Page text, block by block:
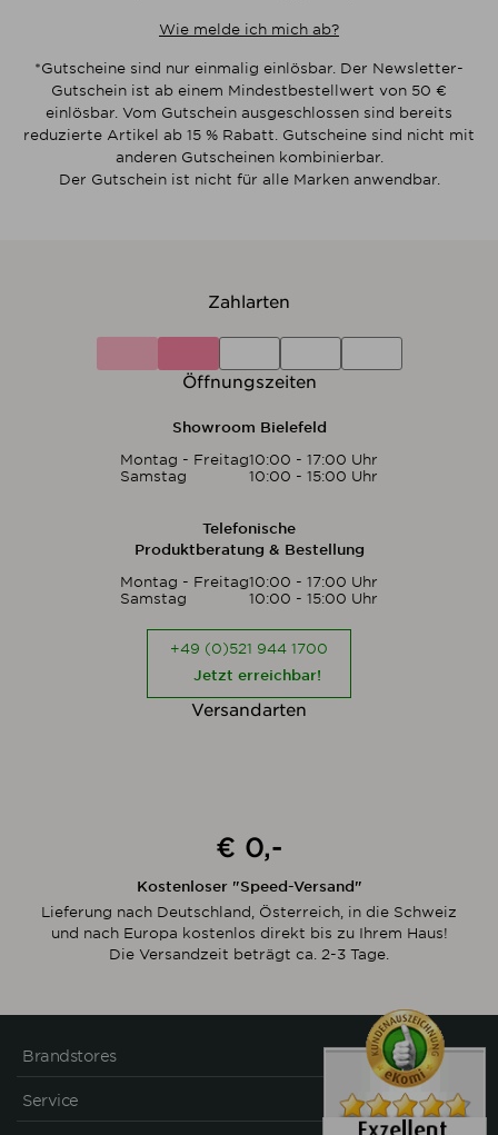
Wie melde ich mich ab?
*Gutscheine sind nur einmalig einlösbar. Der Newsletter-
Gutschein ist ab einem Mindestbestellwert von 50 €
einlösbar. Vom Gutschein ausgeschlossen sind bereits
reduzierte Artikel ab 15 % Rabatt. Gutscheine sind nicht mit
anderen Gutscheinen kombinierbar.
Der Gutschein ist nicht für alle Marken anwendbar.
Zahlarten
Öffnungszeiten
Showroom Bielefeld
Montag - Freitag10:00 - 17:00 Uhr
Samstag
10:00 - 15:00 Uhr
Telefonische
Produktberatung & Bestellung
Montag - Freitag10:00 - 17:00 Uhr
Samstag
10:00 - 15:00 Uhr
+49 (0)521 944 1700
Jetzt erreichbar!
Versandarten
€ 0,-
Kostenloser "Speed-Versand"
Lieferung nach Deutschland, Österreich, in die Schweiz
und nach Europa kostenlos direkt bis zu Ihrem Haus!
Die Versandzeit beträgt ca. 2-3 Tage.
Brandstores
Service